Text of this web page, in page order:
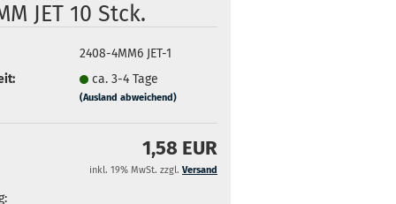
vergessen?
JET 10 Stck.
2408-4MM6 JET-1
ca. 3-4 Tage
(Ausland abweichend)
1,58 EUR
inkl. 19% MwSt. zzgl. Versand